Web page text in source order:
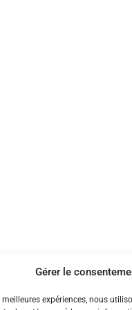
Gérer le
expériences, nous